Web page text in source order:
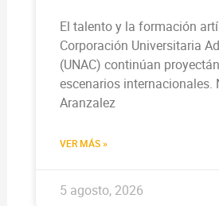
El talento y la formación
Corporación Universitaria
(UNAC) continúan
escenarios internacionales.
Aranzalez
VER MÁS »
5 agosto, 2026